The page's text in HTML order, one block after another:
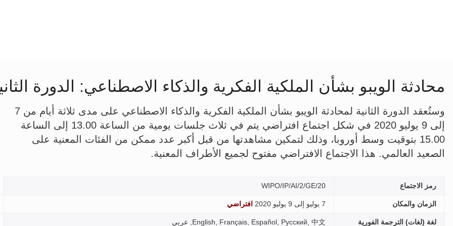
محادثة الويبو بشأن الملكية الفكرية والذكاء الاصطناعي: الدورة
وستُعقد الدورة الثانية لمحادثة الويبو بشأن الملكية الفكرية والذكاء الاصطناعي على مدى ثلاثة أيام من 7
إلى 9 يوليو 2020 في شكل اجتماع افتراضي يتم في ثلاث جلسات يومية من الساعة 13.00 إلى الساعة
15.00 بتوقيت وسط أوروبا، وذلك لتمكين مشاهدتها من قبل أكبر عدد ممكن من الفئات المعنية على
الصعيد العالمي. هذا الاجتماع الافتراضي مفتوح لجميع الأطراف المعنية.
رمز الاجتماع WIPO/IP/AI/2/GE/20
الزمان والمكان 7 يوليو إلى 9 يوليو 2020 افتراضي
لغة (لغات) الترجمة الفورية English, Français, Español, Русский, 中文, عربي